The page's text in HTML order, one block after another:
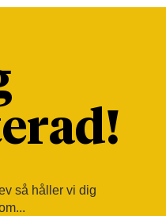
så håller vi dig